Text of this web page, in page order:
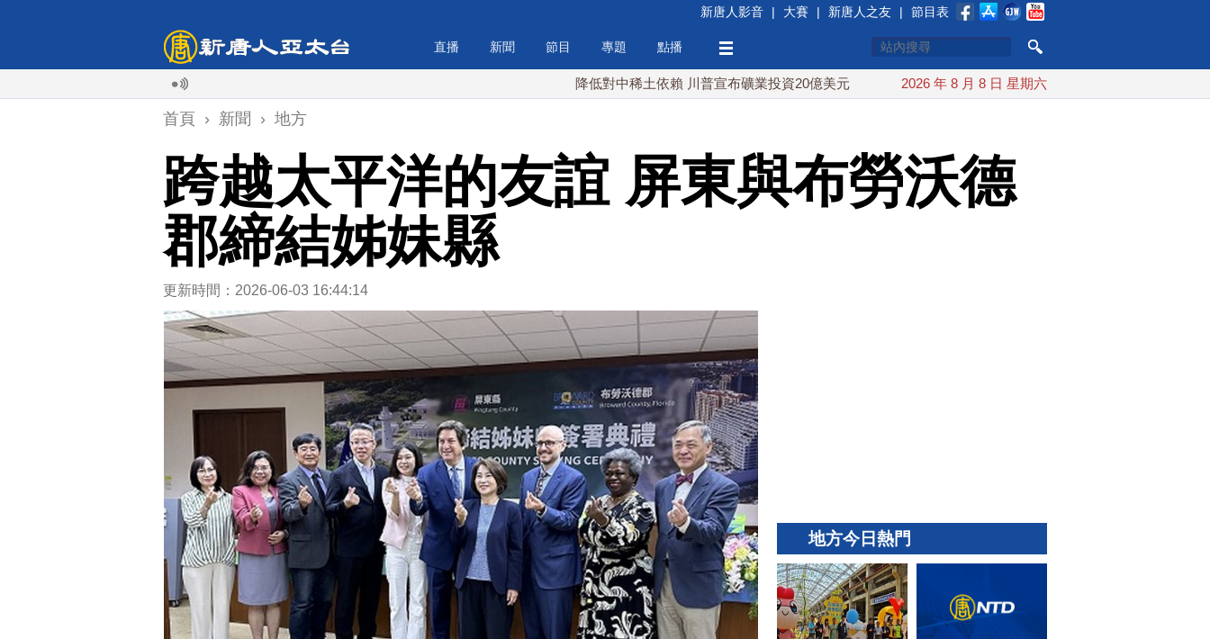
新唐人影音 | 大賽 | 新唐人之友 | 節目表
直播 新聞 節目 專題 點播
降低對中稀土依賴 川普宣布礦業投資20億美元 中東局勢動盪 土耳其沙特巴基斯坦誓共同防禦
2026 年 8 月 8 日 星期六
首頁 › 新聞 › 地方
跨越太平洋的友誼 屏東與布勞沃德
郡締結姊妹縣
更新時間：2026-06-03 16:44:14
地方今日熱門